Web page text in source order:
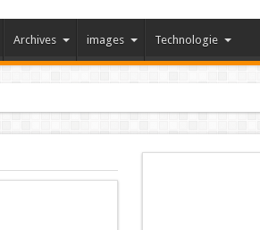
Archives images Technologie